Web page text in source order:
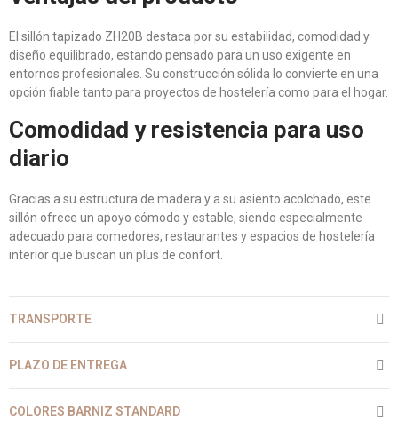
El sillón tapizado ZH20B destaca por su estabilidad, comodidad y
diseño equilibrado, estando pensado para un uso exigente en
entornos profesionales. Su construcción sólida lo convierte en una
opción fiable tanto para proyectos de hostelería como para el hogar.
Comodidad y resistencia para uso
diario
Gracias a su estructura de madera y a su asiento acolchado, este
sillón ofrece un apoyo cómodo y estable, siendo especialmente
adecuado para comedores, restaurantes y espacios de hostelería
interior que buscan un plus de confort.
TRANSPORTE
PLAZO DE ENTREGA
COLORES BARNIZ STANDARD